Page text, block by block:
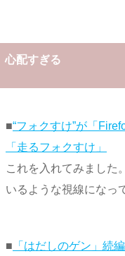
心配すぎる
■“フォクすけ”が「
「走るフォクすけ」
これを入れてみました
いるような視線になっ
■ 「はだしのゲン」続